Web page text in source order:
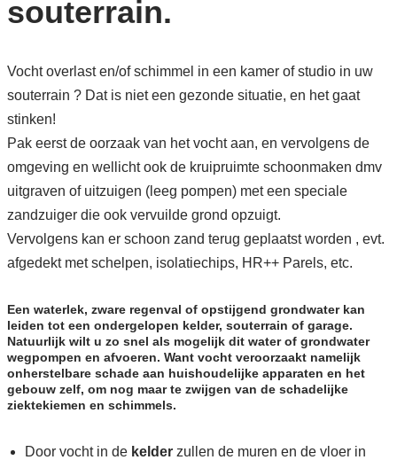
souterrain.
Vocht overlast en/of schimmel in een kamer of studio in uw
souterrain ? Dat is niet een gezonde situatie, en het gaat
stinken!
Pak eerst de oorzaak van het vocht aan, en vervolgens de
omgeving en wellicht ook de kruipruimte schoonmaken dmv
uitgraven of uitzuigen (leeg pompen) met een speciale
zandzuiger die ook vervuilde grond opzuigt.
Vervolgens kan er schoon zand terug geplaatst worden , evt.
afgedekt met schelpen, isolatiechips, HR++ Parels, etc.
Een waterlek, zware regenval of opstijgend grondwater kan
leiden tot een ondergelopen kelder, souterrain of garage.
Natuurlijk wilt u zo snel als mogelijk dit water of grondwater
wegpompen en afvoeren. Want vocht veroorzaakt namelijk
onherstelbare schade aan huishoudelijke apparaten en het
gebouw zelf, om nog maar te zwijgen van de schadelijke
ziektekiemen en schimmels.
Door vocht in de kelderzullen de muren en de vloer in